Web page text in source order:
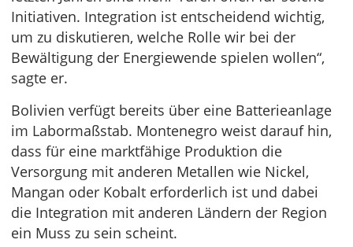
Initiativen. Integration ist entscheidend wichtig,
um zu diskutieren, welche Rolle wir bei der
Bewältigung der Energiewende spielen wollen“,
sagte er.
Bolivien verfügt bereits über eine Batterieanlage
im Labormaßstab. Montenegro weist darauf hin,
dass für eine marktfähige Produktion die
Versorgung mit anderen Metallen wie Nickel,
Mangan oder Kobalt erforderlich ist und dabei
die Integration mit anderen Ländern der Region
ein Muss zu sein scheint.